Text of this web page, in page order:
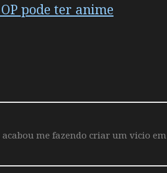
pode ter anime
me fazendo criar um vicio em